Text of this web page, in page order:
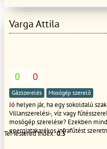
Varga Attila
0 0
Gázszerelés Mosógép szerelő
Jó helyen jár, ha egy sokoldalú
Villanszerelési-, víz vagy
mosógép szerelése? Ezekben
energiatakarékos infrafűtést
TeMestered index:0.3